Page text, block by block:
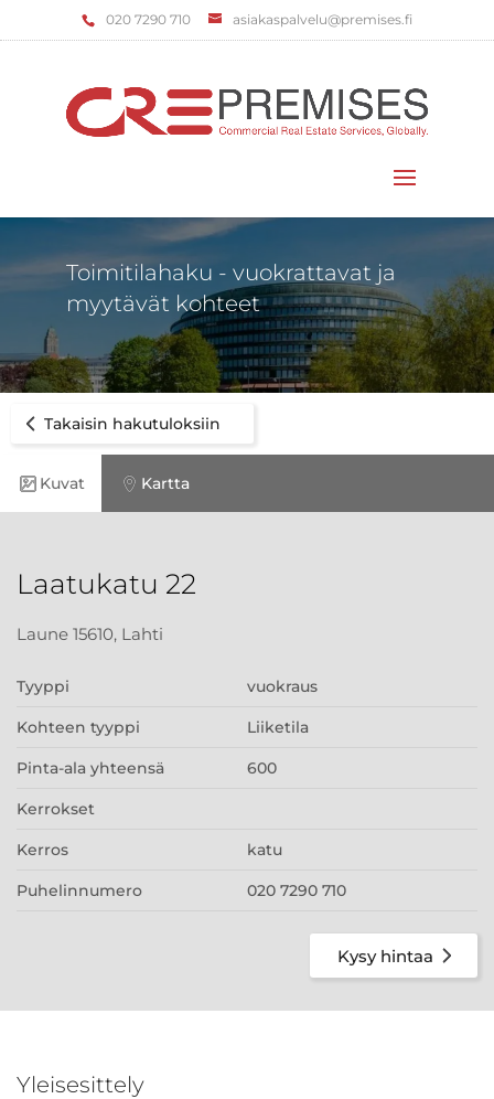
‌020 7290 710 asiakaspalvelu@premises.fi
Toimitilahaku - vuokrattavat ja
myytävät kohteet
Takaisin hakutuloksiin
Kuvat Kartta
Laatukatu 22
Laune 15610, Lahti
Tyyppi vuokraus
Kohteen tyyppi Liiketila
Pinta-ala yhteensä 600
Kerrokset
Kerros katu
Puhelinnumero 020 7290 710
Kysy hintaa
Yleisesittely